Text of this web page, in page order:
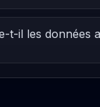
t-il les données